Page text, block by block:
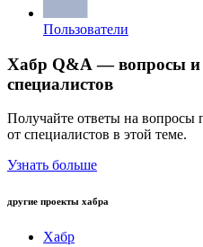
Пользователи
Хабр Q&A — вопросы и
специалистов
Получайте ответы на вопросы
от специалистов в этой теме.
Узнать больше
другие проекты хабра
Хабр